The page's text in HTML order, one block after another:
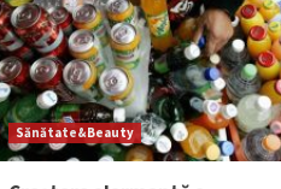
Sănătate&Beauty